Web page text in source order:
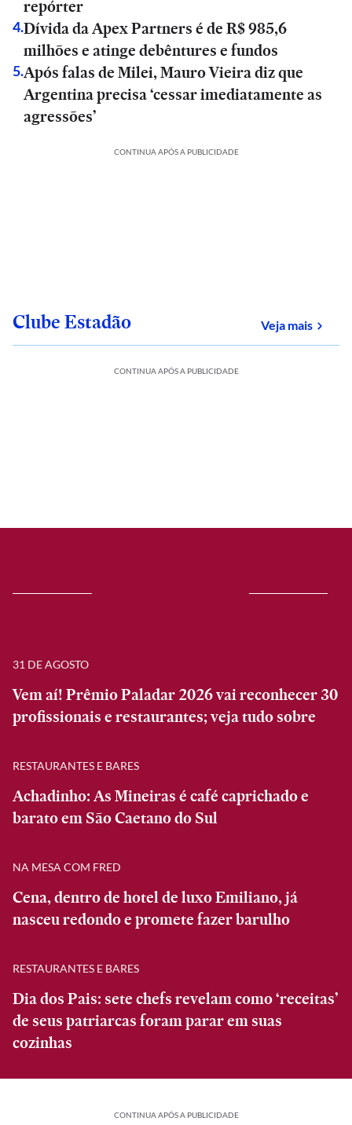
repórter
4.Dívida da Apex Partners é de R$ 985,6
milhões e atinge debêntures e fundos
5.Após falas de Milei, Mauro Vieira diz que
Argentina precisa ‘cessar imediatamente as
agressões’
CONTINUA APÓS A PUBLICIDADE
Clube Estadão Veja maissobre
CONTINUA APÓS A PUBLICIDADE
31 DE AGOSTO
Vem aí! Prêmio Paladar 2026 vai reconhecer 30
profissionais e restaurantes; veja tudo sobre
RESTAURANTES E BARES
Achadinho: As Mineiras é café caprichado e
barato em São Caetano do Sul
NA MESA COM FRED
Cena, dentro de hotel de luxo Emiliano, já
nasceu redondo e promete fazer barulho
RESTAURANTES E BARES
Dia dos Pais: sete chefs revelam como ‘receitas’
de seus patriarcas foram parar em suas
cozinhas
CONTINUA APÓS A PUBLICIDADE